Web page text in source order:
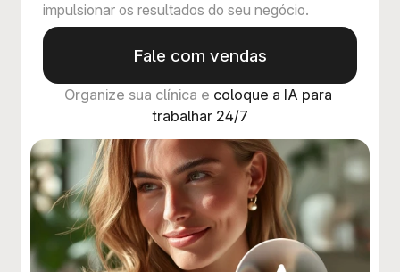
impulsionar os resultados do seu negócio.
Fale com vendas
Organize sua clínica e coloque a IA para
trabalhar 24/7